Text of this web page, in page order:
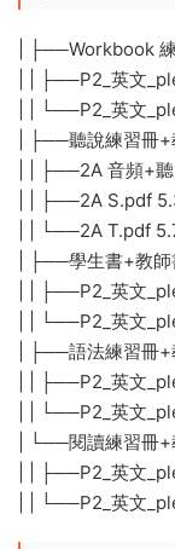
| ├──Workbook
| | ├──P2_英文
| | └──P2_英文
| ├──聽說練習冊
| | ├──2A 音頻+
| | ├──2A S.pdf
| | └──2A T.pdf
| ├──學生書+教
| | ├──P2_英文
| | └──P2_英文
| ├──語法練習冊
| | ├──P2_英文
| | └──P2_英文
| └──閱讀練習冊
| | ├──P2_英文
| | └──P2_英文